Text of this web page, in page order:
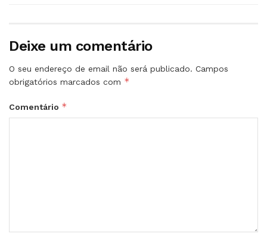
Deixe um comentário
O seu endereço de email não será publicado. Campos
obrigatórios marcados com *
Comentário *